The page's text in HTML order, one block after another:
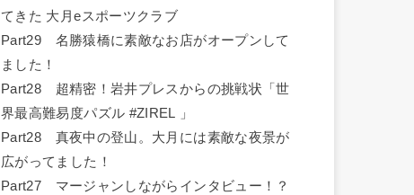
てきた 大月eスポーツクラブ
Part29 名勝猿橋に素敵なお店がオープンして
ました！
Part28 超精密！岩井プレスからの挑戦状「世
界最高難易度パズル #ZIREL 」
Part28 真夜中の登山。大月には素敵な夜景が
広がってました！
Part27 マージャンしながらインタビュー！？